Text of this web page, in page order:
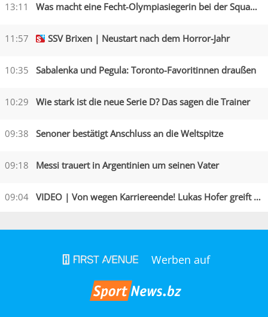
13:11 Was macht eine Fecht-Olympiasiegerin bei der Squadra Azzurra?
11:57 SSV Brixen | Neustart nach dem Horror-Jahr
10:35 Sabalenka und Pegula: Toronto-Favoritinnen draußen
10:29 Wie stark ist die neue Serie D? Das sagen die Trainer
09:38 Senoner bestätigt Anschluss an die Weltspitze
09:18 Messi trauert in Argentinien um seinen Vater
09:04 VIDEO | Von wegen Karriereende! Lukas Hofer greift an
Werben auf